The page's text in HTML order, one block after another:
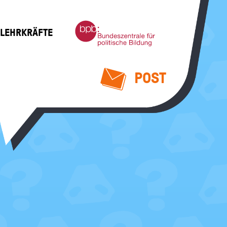
Bundeszentrale
für
politische
POST